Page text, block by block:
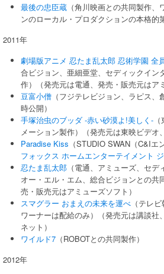
最後の忠臣蔵 （角川映画との共同製作
ンのローカル・プロダクションの本格的
2011年
劇場版アニメ 忍たま乱太郎 忍術学園 全
合ビジョン、亜細亜堂、セディックイン
作）（発売元は電通、発売・販売元はア
豆富小僧 （フジテレビジョン、ラピス
時公開）
手塚治虫のブッダ -赤い砂漠よ!美しく-
メーション製作）（発売元は東映ビデオ
Paradise Kiss （STUDIO SWAN（C&Iエ
フォックス ホームエンターテイメント
忍たま乱太郎 （電通、アミューズ、セデ
オー・エル・エム、総合ビジョンとの共
売・販売元はアミューズソフト）
スマグラー おまえの未来を運べ （テレ
ワーナーは配給のみ）（発売元は講談社
ネット）
ワイルド7 （ROBOTとの共同製作）
2012年